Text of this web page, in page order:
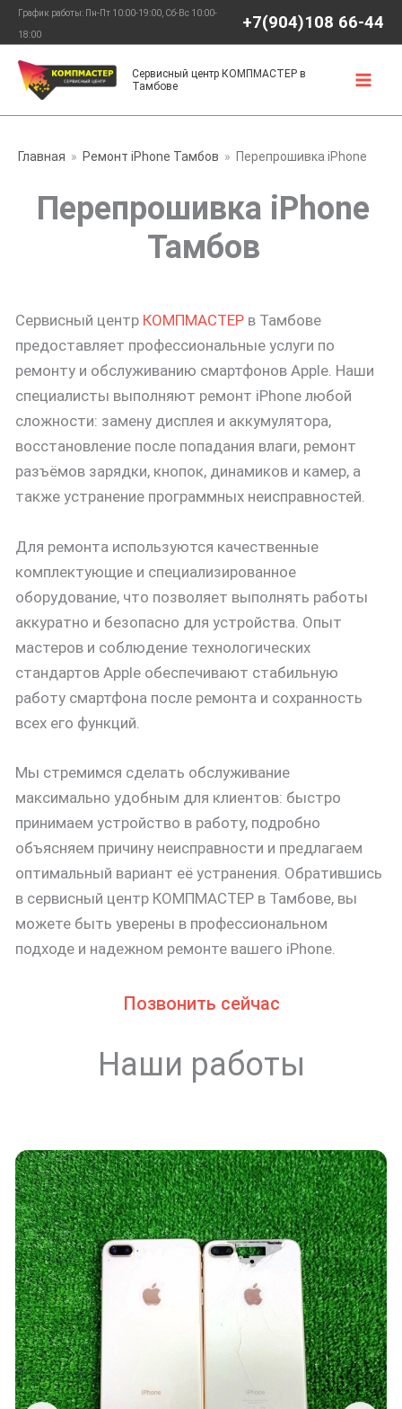
Перейти
содержимому
График работы: Пн-Пт 10:00-19:00, Сб-Вс 10:00-
18:00
+7(904)108 66-44
Сервисный центр КОМПМАСТЕР в
Тамбове
Главная Ремонт iPhone Тамбов Перепрошивка iPhone
Перепрошивка iPhone
Тамбов
Сервисный центр КОМПМАСТЕР в Тамбове
предоставляет профессиональные услуги по
ремонту и обслуживанию смартфонов Apple. Наши
специалисты выполняют ремонт iPhone любой
сложности: замену дисплея и аккумулятора,
восстановление после попадания влаги, ремонт
разъёмов зарядки, кнопок, динамиков и камер, а
также устранение программных неисправностей.
Для ремонта используются качественные
комплектующие и специализированное
оборудование, что позволяет выполнять работы
аккуратно и безопасно для устройства. Опыт
мастеров и соблюдение технологических
стандартов Apple обеспечивают стабильную
работу смартфона после ремонта и сохранность
всех его функций.
Мы стремимся сделать обслуживание
максимально удобным для клиентов: быстро
принимаем устройство в работу, подробно
объясняем причину неисправности и предлагаем
оптимальный вариант её устранения. Обратившись
в сервисный центр КОМПМАСТЕР в Тамбове, вы
можете быть уверены в профессиональном
подходе и надежном ремонте вашего iPhone.
Позвонить сейчас
Наши работы